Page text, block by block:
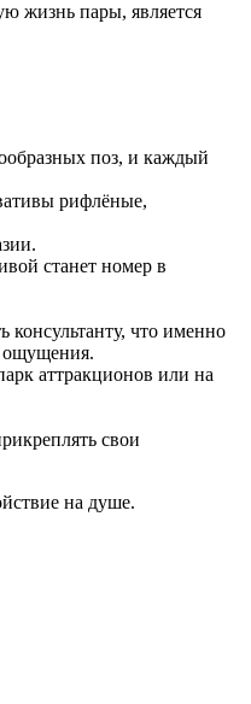
жизнь пары, является
поз, и каждый
рифлёные,
станет номер в
консультанту, что именно
ощущения.
аттракционов или на
свои
на душе.